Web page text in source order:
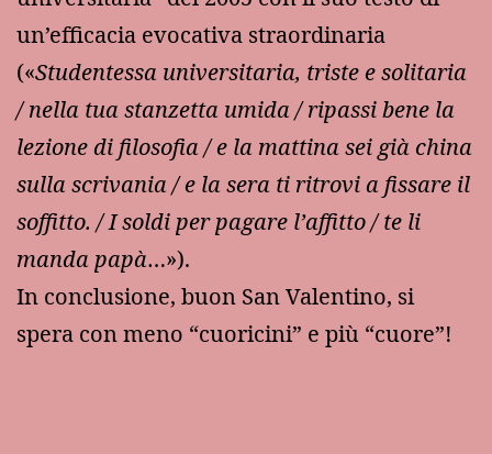
un’efficacia evocativa straordinaria
(«Studentessa universitaria, triste e solitaria
/ nella tua stanzetta umida / ripassi bene la
lezione di filosofia / e la mattina sei già china
sulla scrivania / e la sera ti ritrovi a fissare il
soffitto. / I soldi per pagare l’affitto / te li
manda papà…»).
In conclusione, buon San Valentino, si
spera con meno “cuoricini” e più “cuore”!